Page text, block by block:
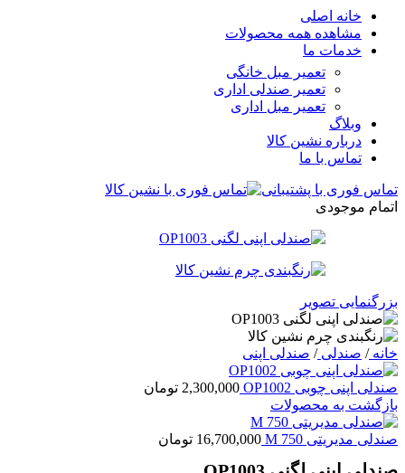
خانه اصلی
مشاهده همه محصولات
خدمات ما
تعمیر مبل خانگی
تعمیر صندلی اداری
تعمیر مبل اداری
وبلاگ
درباره نشین کالا
تماس با ما
تماس فوری با پشتیبانی
اتمام موجودی
بزرگنمایی تصویر
خانه/ صندلی/ صندلی اپنی
صندلی اپنی چوبی OP1002 2,300,000 تومان
بازگشت به محصولات
صندلی مدیریتی M 750 16,700,000 تومان